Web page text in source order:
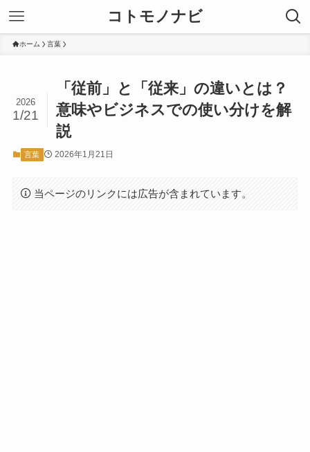
コトモノナビ
ホーム 言葉
「従前」と「従来」の違いとは？
意味やビジネスでの使い分けを解
説
2026
1/21
言葉 2026年1月21日
当ページのリンクには広告が含まれています。